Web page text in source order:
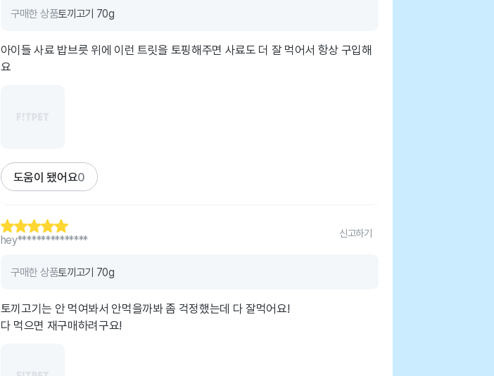
구매한 상품토끼고기 70g
아이들 사료 밥브릇 위에 이런 트릿을 토핑해주면 사료도 더 잘 먹어서 항상 구입해
요
도움이 됐어요0
hey***************
신고하기
구매한 상품토끼고기 70g
토끼고기는 안 먹여봐서 안먹을까봐 좀 걱정했는데 다 잘먹어요!
다 먹으면 재구매하려구요!